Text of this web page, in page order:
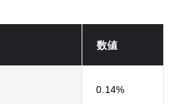
数値
0.14%